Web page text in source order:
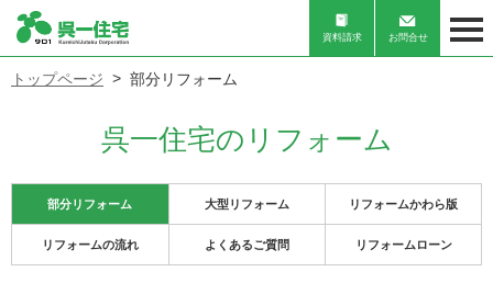
資料請求 お問合せ
トップページ 部分リフォーム
呉一住宅のリフォーム
部分リフォーム 大型リフォーム リフォームかわら版
リフォームの流れ よくあるご質問 リフォームローン